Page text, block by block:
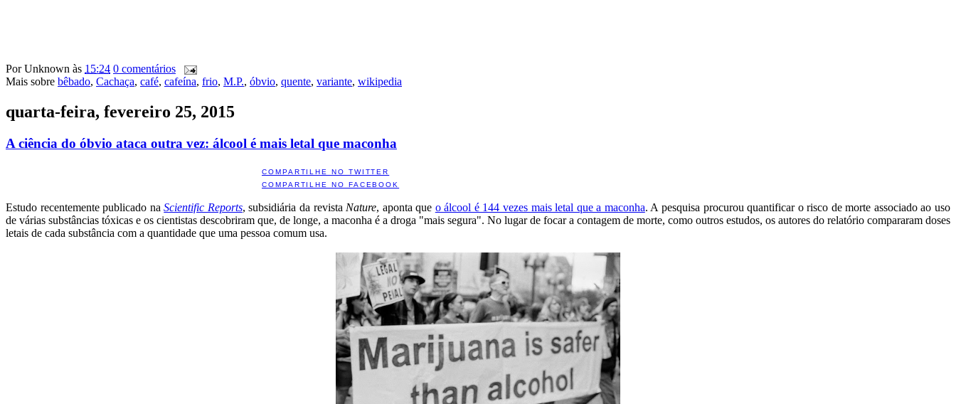
PorUnknown às 15:24 0 comentários
Mais sobre bêbado, Cachaça, café, cafeína, frio, M.P., óbvio, quente, variante, wikipedia
quarta-feira, fevereiro 25, 2015
A ciência do óbvio ataca outra vez: álcool é mais letal que maconha
COMPARTILHE NO TWITTER
COMPARTILHE NO FACEBOOK
Estudo recentemente publicado naScientific Reports, subsidiária da revista Nature, aponta que o álcool é 144 vezes mais letal que a maconha. A pesquisa procurou quantificar o risco de morte associado ao uso
de várias substâncias tóxicas e os cientistas descobriram que, de longe, a maconha é a droga "mais segura". No lugar de focar a contagem de morte, como outros estudos, os autores do relatório compararam doses
letais de cada substância com a quantidade que uma pessoa comum usa.